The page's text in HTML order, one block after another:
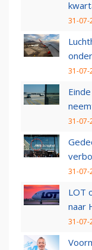
31-07-
31-07-
31-07-
31-07-
LOT
naar
31-07-